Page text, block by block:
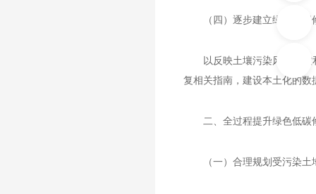
（四）逐步建立绿色低
以反映土壤污染风险管
复相关指南，建设本土化的
二、全过程提升绿色低碳
（一）合理规划受污染土